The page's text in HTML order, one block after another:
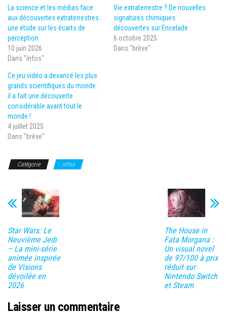
La science et les médias face
aux découvertes extraterrestres :
une étude sur les écarts de
perception
10 juin 2026
Dans "infos"
Vie extraterrestre ? De nouvelles
signatures chimiques
découvertes sur Encelade
6 octobre 2025
Dans "brève"
Ce jeu vidéo a devancé les plus
grands scientifiques du monde :
il a fait une découverte
considérable avant tout le
monde !
4 juillet 2025
Dans "brève"
Catégorie infos
Star Wars: Le
Neuvième Jedi
– La mini-série
animée inspirée
de Visions
dévoilée en
2026
The House in
Fata Morgana :
Un visual novel
de 97/100 à prix
réduit sur
Nintendo Switch
et Steam
Laisser un commentaire